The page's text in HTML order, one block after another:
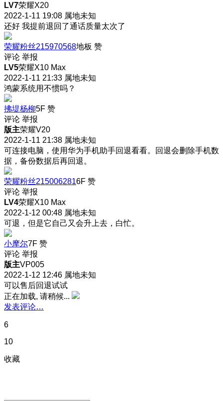
LV7荣耀X20
2022-1-11 19:08 属地未知
还好 我提前退回了通话质量太次了
荣耀粉丝215970568地板 赞
评论 举报
LV5荣耀X10 Max
2022-1-11 21:33 属地未知
鸿蒙系统用不惯吗？
拂堤杨柳5F 赞
评论 举报
版主荣耀V20
2022-1-11 21:38 属地未知
可连接电脑，使用华为手机助手回退看看。回退会删除手机数
据，备份数据后再回退。
荣耀粉丝2150062816F 赞
评论 举报
LV4荣耀X10 Max
2022-1-12 00:48 属地未知
可退，但是它自己又会升上去，白忙。
小摩尔7F 赞
评论 举报
版主VP005
2022-1-12 12:46 属地未知
可以售后回退试试
正在加载, 请稍候...
发表评论…
6
10
收藏